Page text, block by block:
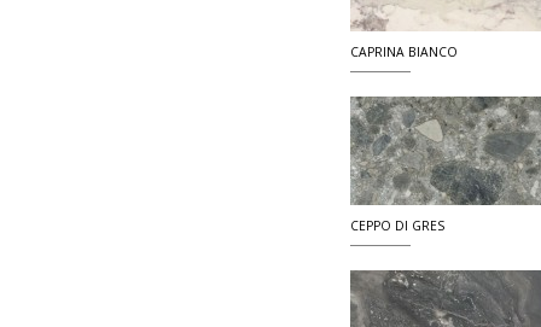
CAPRINA BIANCO
CEPPO DI GRES